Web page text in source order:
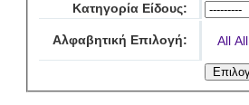
Κατηγορία Είδους:
Αλφαβητική Επιλογή: All All